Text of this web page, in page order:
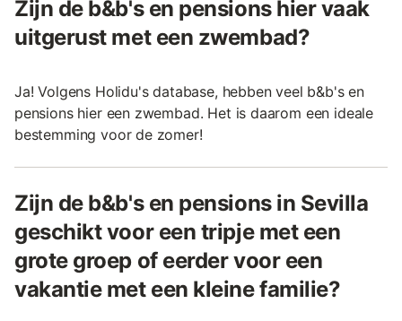
Zijn de b&b's en pensions hier vaak
uitgerust met een zwembad?
Ja! Volgens Holidu's database, hebben veel b&b's en
pensions hier een zwembad. Het is daarom een ideale
bestemming voor de zomer!
Zijn de b&b's en pensions in Sevilla
geschikt voor een tripje met een
grote groep of eerder voor een
vakantie met een kleine familie?